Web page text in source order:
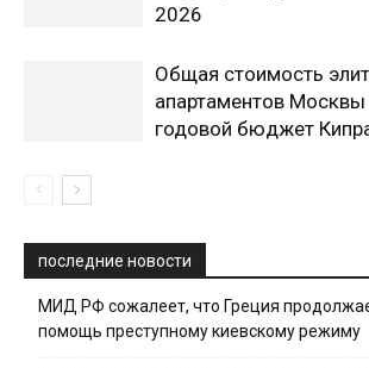
2026
Общая стоимость
апартаментов
годовой бюджет
последние новости
МИД РФ сожалеет, что Греция
помощь преступному киевскому режиму